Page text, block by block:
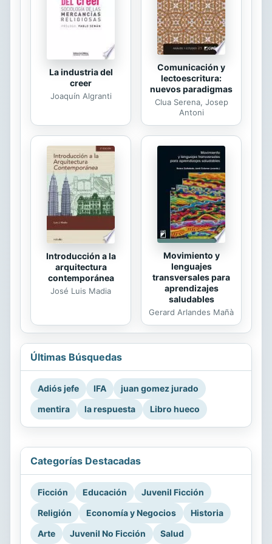
con desesperación ver el rostro de
Dios El CD que viene con el...
La industria del
creer
Joaquín Algranti
Comunicación y
lectoescritura:
nuevos paradigmas
Clua Serena, Josep
Antoni
Introducción a la
arquitectura
contemporánea
José Luis Madia
Movimiento y
lenguajes
transversales para
aprendizajes
saludables
Gerard Arlandes Mañà
Últimas Búsquedas
Adiós jefe IFA
juan gomez jurado
mentira
la respuesta Libro hueco
Categorías Destacadas
Ficción Educación
Juvenil Ficción
Religión
Economía y Negocios
Historia
Arte
Juvenil No Ficción Salud